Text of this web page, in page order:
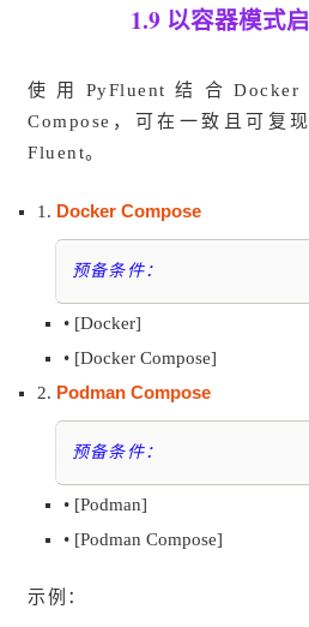
1.9 以容器模式
使用PyFluent结合Docker
Compose，可在一致且可复
Fluent。
1. Docker Compose
预备条件：
• [Docker]
• [Docker Compose]
2. Podman Compose
预备条件：
• [Podman]
• [Podman Compose]
示例：